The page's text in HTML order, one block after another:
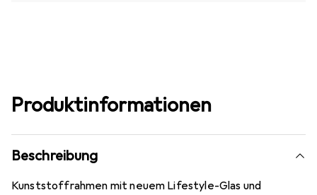
Produktinformationen
Beschreibung
Kunststoffrahmen mit neuem Lifestyle-Glas und